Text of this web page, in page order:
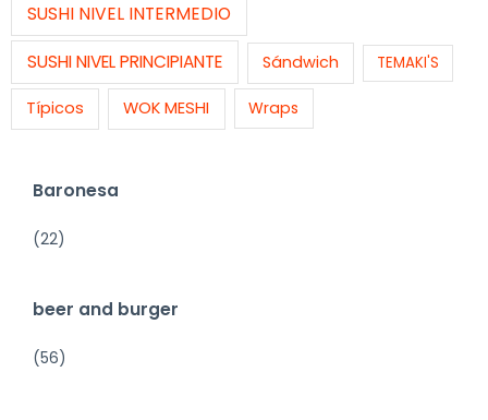
SUSHI NIVEL INTERMEDIO
SUSHI NIVEL PRINCIPIANTE Sándwich TEMAKI'S
Típicos WOK MESHI Wraps
Baronesa
(22)
beer and burger
(56)